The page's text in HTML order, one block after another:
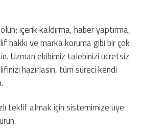
içerik kaldırma, haber yaptırma,
hakkı ve marka koruma gibi bir çok
Uzman ekibimiz talebinizi ücretsiz
hazırlasın, tüm süreci kendi
teklif almak için sistemimize üye